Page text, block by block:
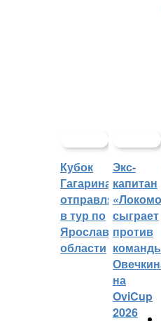
Кубок
Гагарина
отправляется
в тур по
Ярославской
области
Экс-
капитан
сыграет
против
команды
Овечкина
на
OviCup
2026